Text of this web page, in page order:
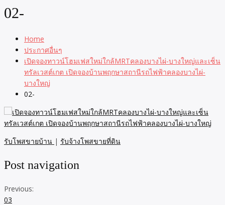
02-
Home
ประกาศอื่นๆ
เปิดจองทาวน์โฮมเฟสใหม่ใกล้MRTคลองบางไผ่-บางใหญ่และเซ็น
ทรัลเวสต์เกต เปิดจองบ้านพฤกษาสถานีรถไฟฟ้าคลองบางไผ่-
บางใหญ่
02-
รับโพสขายบ้าน | รับจ้างโพสขายที่ดิน
Post navigation
Previous:
03